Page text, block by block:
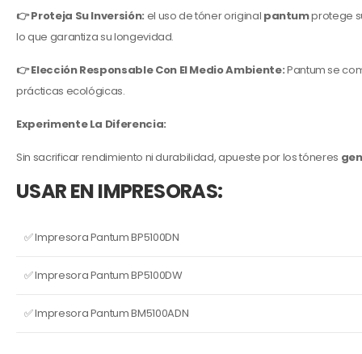
👉 Proteja Su Inversión: el uso de tóner original pantumprotege
lo que garantiza su longevidad.
👉 Elección Responsable Con El Medio Ambiente:Pantum se
prácticas ecológicas.
Experimente La Diferencia:
Sin sacrificar rendimiento ni durabilidad, apueste por los tóneres
USAR EN IMPRESORAS:
✅ Impresora Pantum BP5100DN
✅ Impresora Pantum BP5100DW
✅ Impresora Pantum BM5100ADN